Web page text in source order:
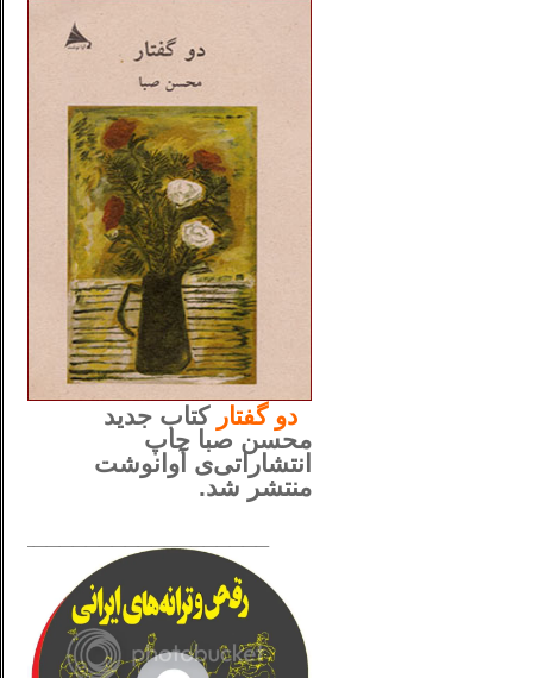
دوگفتار کتاب جدید
محسن صبا چاپ
انتشاراتی‌ی آوانوشت
منتشر شد.